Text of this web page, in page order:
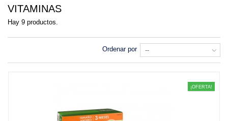
VITAMINAS
Hay 9 productos.
Ordenar por --
¡OFERTA!